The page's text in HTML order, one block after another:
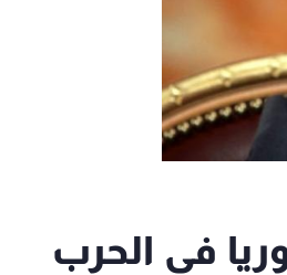
في الحرب